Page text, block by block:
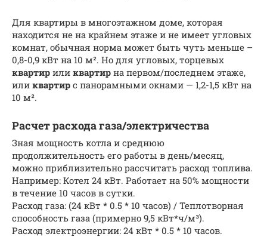
Для квартиры в многоэтажном доме, которая
находится не на крайнем этаже и не имеет угловых
комнат, обычная норма может быть чуть меньше –
0,8-0,9 кВт на 10 м². Но для угловых, торцевых
квартир или квартир на первом/последнем этаже,
или квартир с панорамными окнами — 1,2-1,5 кВт на
10 м².
Расчет расхода газа/электричества
Зная мощность котла и среднюю
продолжительность его работы в день/месяц,
можно приблизительно рассчитать расход топлива.
Например: Котел 24 кВт. Работает на 50% мощности
в течение 10 часов в сутки.
Расход газа: (24 кВт * 0.5 * 10 часов) / Теплотворная
способность газа (примерно 9,5 кВт*ч/м³).
Расход электроэнергии: 24 кВт * 0.5 * 10 часов.